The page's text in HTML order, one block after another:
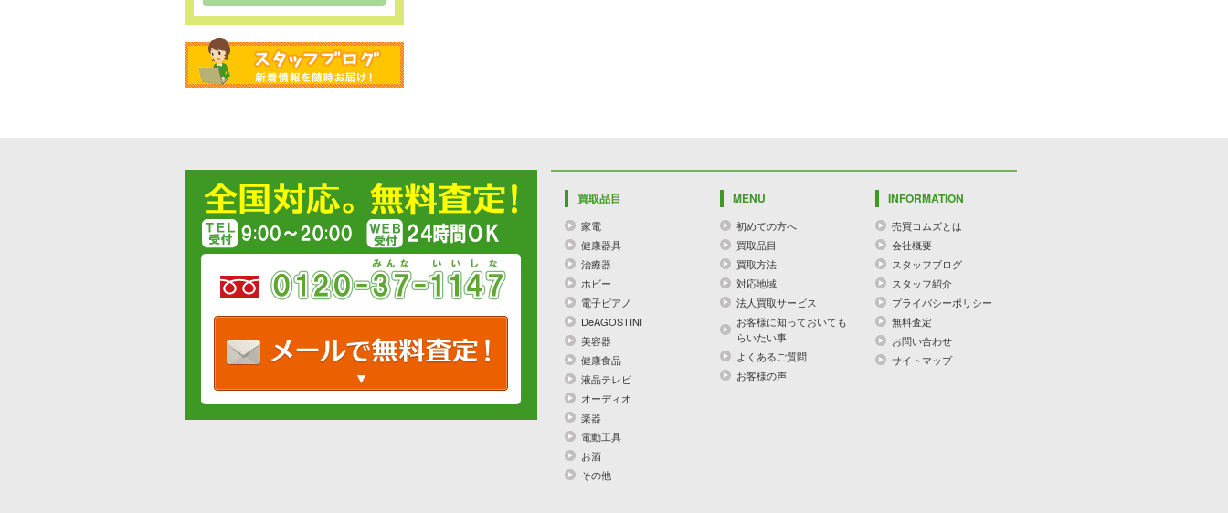
買取品目
家電
健康器具
治療器
ホビー
電子ピアノ
DeAGOSTINI
美容器
健康食品
液晶テレビ
オーディオ
楽器
電動工具
お酒
その他
MENU
初めての方へ
買取品目
買取方法
対応地域
法人買取サービス
お客様に知っておいても
らいたい事
よくあるご質問
お客様の声
INFORMATION
売買コムズとは
会社概要
スタッフブログ
スタッフ紹介
プライバシーポリシー
無料査定
お問い合わせ
サイトマップ